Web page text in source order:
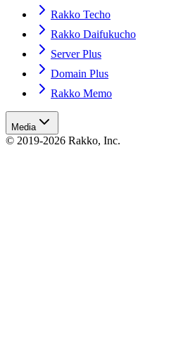
Rakko Techo
Rakko Daifukucho
Server Plus
Domain Plus
Rakko Memo
Media
© 2019-2026 Rakko, Inc.